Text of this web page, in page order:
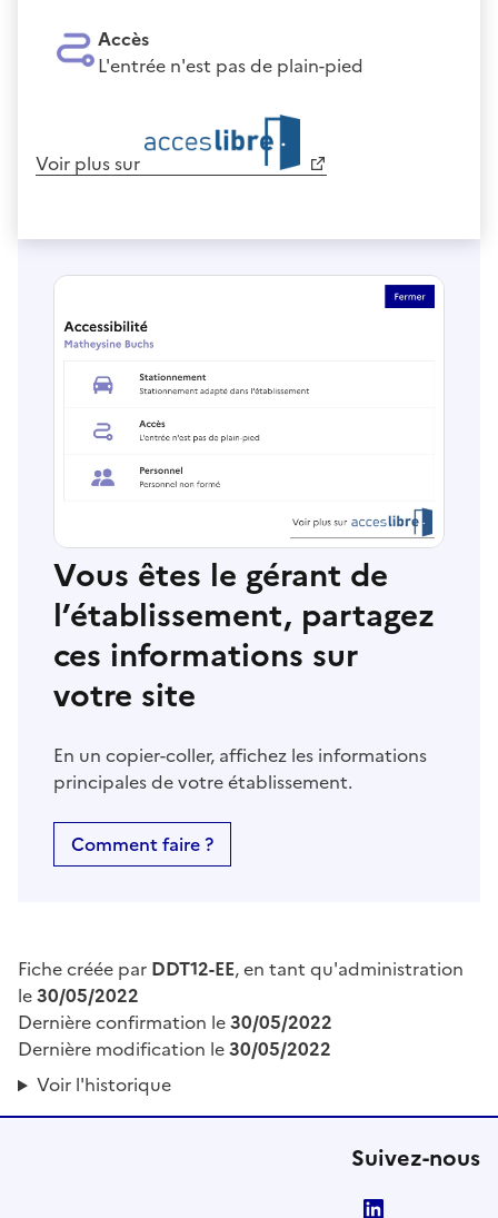
Accès
L'entrée n'est pas de plain-pied
Voir plus sur
Vous êtes le gérant de
l’établissement, partagez
ces informations sur
votre site
En un copier-coller, affichez les informations
principales de votre établissement.
Comment faire ?
Fiche créée par DDT12-EE, en tant qu'administration
le30/05/2022
Dernière confirmation le30/05/2022
Dernière modification le30/05/2022
Voir l'historique
Suivez-nous